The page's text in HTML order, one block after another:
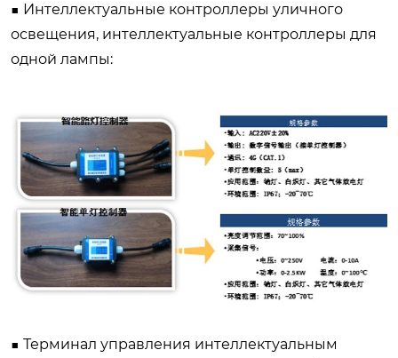
■ Интеллектуальные контроллеры уличного
освещения, интеллектуальные контроллеры для
одной лампы:
■ Терминал управления интеллектуальным